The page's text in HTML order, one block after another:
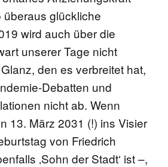
glückliche
wird auch über die
unserer Tage nicht
den es verbreitet hat,
Debatten und
nicht ab. Wenn
13. März 2031 (!) ins Visier
von Friedrich
‚Sohn der Stadt‘ ist –,